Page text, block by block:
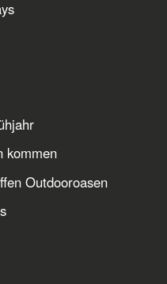
kommen
Outdooroasen